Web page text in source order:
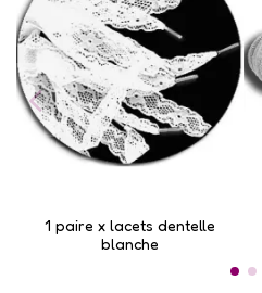
1 paire x lacets dentelle
blanche